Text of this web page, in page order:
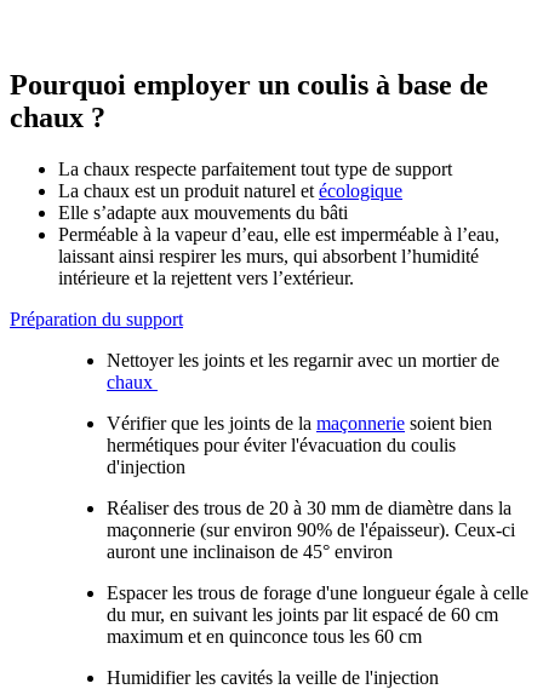
Pourquoi employer un coulis à base de
chaux ?
La chaux respecte parfaitement tout type de support
La chaux est un produit naturel et écologique
Elle s’adapte aux mouvements du bâti
Perméable à la vapeur d’eau, elle est imperméable à l’eau,
laissant ainsi respirer les murs, qui absorbent l’humidité
intérieure et la rejettent vers l’extérieur.
Préparation du support
Nettoyer les joints et les regarnir avec un mortier de
chaux
Vérifier que les joints de la maçonnerie soient bien
hermétiques pour éviter l'évacuation du coulis
d'injection
Réaliser des trous de 20 à 30 mm de diamètre dans la
maçonnerie (sur environ 90% de l'épaisseur). Ceux-ci
auront une inclinaison de 45° environ
Espacer les trous de forage d'une longueur égale à celle
du mur, en suivant les joints par lit espacé de 60 cm
maximum et en quinconce tous les 60 cm
Humidifier les cavités la veille de l'injection